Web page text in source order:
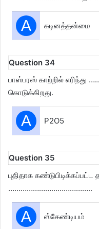
A கடினத்தன்மை
Question 34
பாஸ்பரஸ் காற்றில்
கொடுக்கிறது.
A P2O5
Question 35
புதிதாக கண்டுபிடிக்கப்பட்ட
…………………………………..
A ஸ்கேண்டியம்